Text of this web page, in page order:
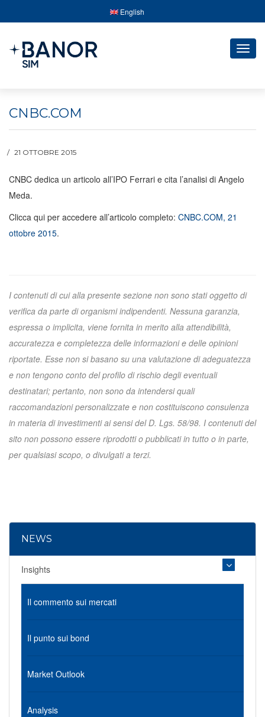
English
CNBC.COM
21 OTTOBRE 2015
CNBC dedica un articolo all’IPO Ferrari e cita l’analisi di Angelo
Meda.
Clicca qui per accedere all’articolo completo: CNBC.COM, 21
ottobre 2015.
I contenuti di cui alla presente sezione non sono stati oggetto di
verifica da parte di organismi indipendenti. Nessuna garanzia,
espressa o implicita, viene fornita in merito alla attendibilità,
accuratezza e completezza delle informazioni e delle opinioni
riportate. Esse non si basano su una valutazione di adeguatezza
e non tengono conto del profilo di rischio degli eventuali
destinatari; pertanto, non sono da intendersi quali
raccomandazioni personalizzate e non costituiscono consulenza
in materia di investimenti ai sensi del D. Lgs. 58/98. I contenuti del
sito non possono essere riprodotti o pubblicati in tutto o in parte,
per qualsiasi scopo, o divulgati a terzi.
NEWS
Insights
Il commento sui mercati
Il punto sui bond
Market Outlook
Analysis